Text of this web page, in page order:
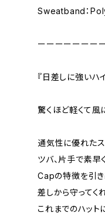
Sweatband：
ーーーーーーー
『日差しに強いハ
驚くほど軽くて風
通気性に優れた
ツバ、片手で素
Capの特徴を引き
差しから守ってく
これまでのハット